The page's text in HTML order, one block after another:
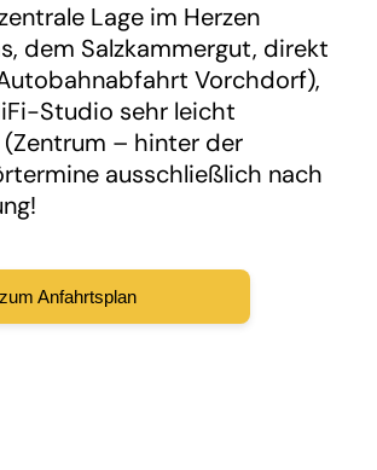
Lage im Herzen
dem Salzkammergut, direkt
Vorchdorf),
Studio sehr leicht
– hinter der
ausschließlich nach
zum Anfahrtsplan